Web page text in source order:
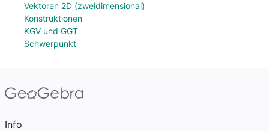
Vektoren 2D (zweidimensional)
Konstruktionen
KGV und GGT
Schwerpunkt
Info